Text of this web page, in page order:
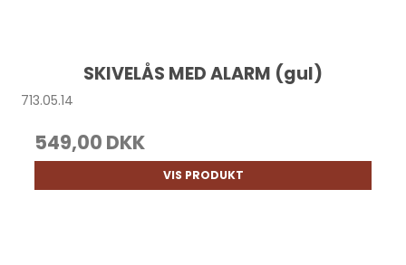
SKIVELÅS MED ALARM (gul)
713.05.14
549,00 DKK
VIS PRODUKT